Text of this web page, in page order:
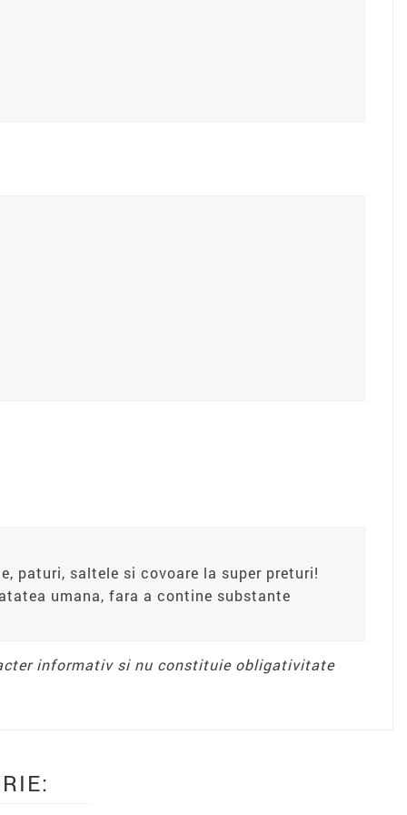
paturi, saltele si covoare la super preturi!
umana, fara a contine substante
informativ si nu constituie obligativitate